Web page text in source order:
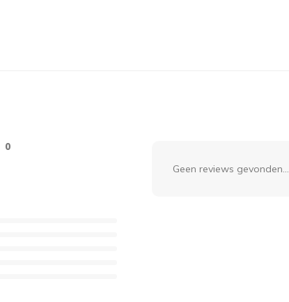
0
Geen reviews gevonden...